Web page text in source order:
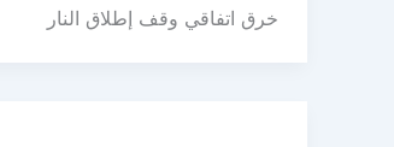
خرق اتفاقي وقف إطلاق النار